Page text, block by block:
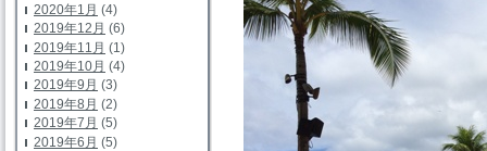
2020年1月 (4)
2019年12月 (6)
2019年11月 (1)
2019年10月 (4)
2019年9月 (3)
2019年8月 (2)
2019年7月 (5)
2019年6月 (5)